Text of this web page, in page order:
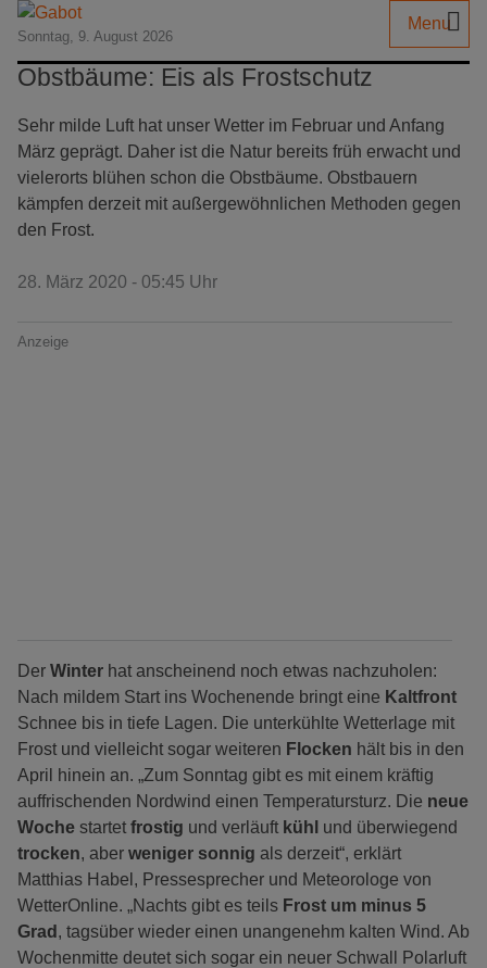
Sonntag, 9. August 2026
Menu
Obstbäume: Eis als Frostschutz
Sehr milde Luft hat unser Wetter im Februar und Anfang
März geprägt. Daher ist die Natur bereits früh erwacht und
vielerorts blühen schon die Obstbäume. Obstbauern
kämpfen derzeit mit außergewöhnlichen Methoden gegen
den Frost.
28. März 2020 - 05:45 Uhr
Anzeige
Der Winter hat anscheinend noch etwas nachzuholen:
Nach mildem Start ins Wochenende bringt eine Kaltfront
Schnee bis in tiefe Lagen. Die unterkühlte Wetterlage mit
Frost und vielleicht sogar weiteren Flocken hält bis in den
April hinein an. „Zum Sonntag gibt es mit einem kräftig
auffrischenden Nordwind einen Temperatursturz. Die neue
Woche startet frostig und verläuft kühl und überwiegend
trocken, aber weniger sonnig als derzeit“, erklärt
Matthias Habel, Pressesprecher und Meteorologe von
WetterOnline. „Nachts gibt es teils Frost um minus 5
Grad , tagsüber wieder einen unangenehm kalten Wind. Ab
Wochenmitte deutet sich sogar ein neuer Schwall Polarluft